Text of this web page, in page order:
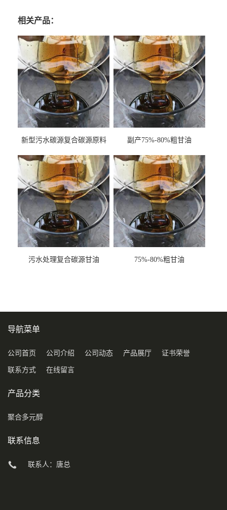
相关产品：
新型污水碳源复合碳源原料
副产75%-80%粗甘油
污水处理复合碳源甘油
75%-80%粗甘油
导航菜单
公司首页 公司介绍 公司动态 产品展厅 证书荣誉
联系方式 在线留言
产品分类
聚合多元醇
联系信息
联系人：唐总